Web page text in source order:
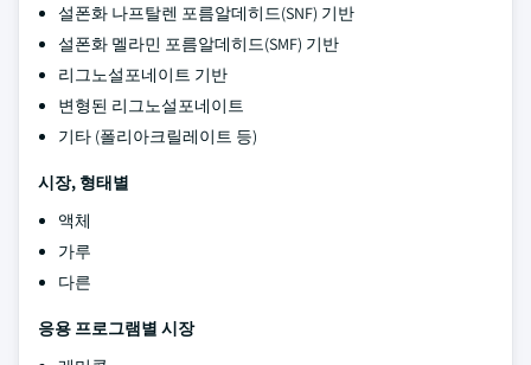
설폰화 나프탈렌 포름알데히드(SNF) 기반
설폰화 멜라민 포름알데히드(SMF) 기반
리그노설포네이트 기반
변형된 리그노설포네이트
기타 (폴리아크릴레이트 등)
시장, 형태별
액체
가루
다른
응용 프로그램별 시장